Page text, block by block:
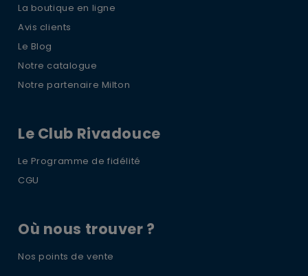
La boutique en ligne
Avis clients
Le Blog
Notre catalogue
Notre partenaire Milton
Le Club Rivadouce
Le Programme de fidélité
CGU
Où nous trouver ?
Nos points de vente